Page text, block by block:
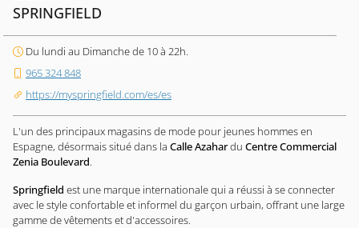
SPRINGFIELD
Du lundi au Dimanche de 10 à 22h.
965 324 848
https://myspringfield.com/es/es
L'un des principaux magasins de mode pour jeunes hommes en
Espagne, désormais situé dans la Calle Azahardu Centre Commercial
Zenia Boulevard.
Springfield est une marque internationale qui a réussi à se connecter
avec le style confortable et informel du garçon urbain, offrant une large
gamme de vêtements et d'accessoires.